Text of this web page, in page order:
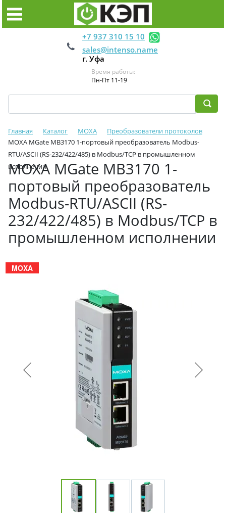
+7 937 310 15 10
sales@intenso.name
г. Уфа
Время работы:
Пн-Пт 11-19
Главная Каталог MOXA
Преобразователи протоколов
MOXA MGate MB3170 1-портовый преобразователь Modbus-
RTU/ASCII (RS-232/422/485) в Modbus/TCP в промышленном
исполнении
MOXA MGate MB3170 1-
портовый преобразователь
Modbus-RTU/ASCII (RS-
232/422/485) в Modbus/TCP в
промышленном исполнении
MOXA